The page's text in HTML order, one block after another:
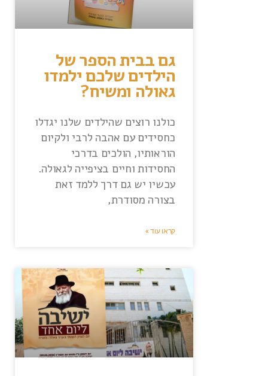
גם בבית הספר של
הילדים שלכם ילמדו
גאולה ומשיח?
כולנו רוצים שהילדים שלנו יגדלו
כחסידים עם אהבה לרבי ולקיום
הוראותיו, הולכים בדרכי
החסידות וחיים בציפייה לגאולה.
עכשיו יש גם דרך ללמד זאת
בצורה מסודרת,
קראו עוד »